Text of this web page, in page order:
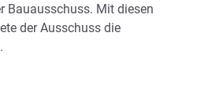
Bauausschuss. Mit diesen
der Ausschuss die